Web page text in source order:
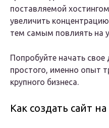
поставляемой
увеличить
тем самым повлиять на
Попробуйте начать свое
простого, именно опыт
крупного бизнеса.
Как создать сайт на